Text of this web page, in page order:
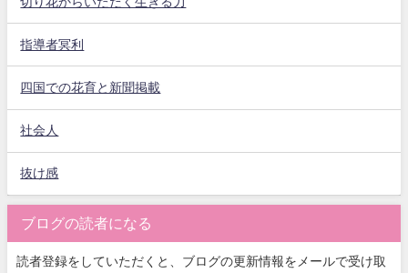
指導者冥利
四国での花育と新聞掲載
社会人
抜け感
ブログの読者になる
読者登録をしていただくと、ブログの更新情報をメールで受け取